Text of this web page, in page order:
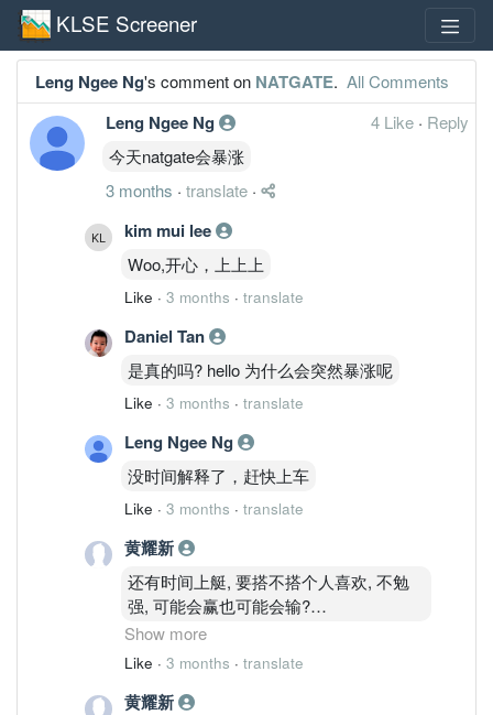
KLSE Screener
Leng Ngee Ng's comment on NATGATE. All Comments
Leng Ngee Ng 4 Like · Reply
今天natgate会暴涨
3 months · translate ·
kim mui lee
Woo,开心，上上上
Like · 3 months · translate
Daniel Tan
是真的吗? hello 为什么会突然暴涨呢
Like · 3 months · translate
Leng Ngee Ng
没时间解释了，赶快上车
Like · 3 months · translate
黄耀新
还有时间上艇, 要搭不搭个人喜欢, 不勉
强, 可能会赢也可能会输?
Show more
Like · 3 months · translate
黄耀新